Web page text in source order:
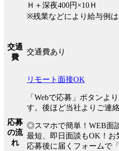
Ｈ＋深夜400円×10Ｈ
※残業などにより給与例は
交通
費
交通費あり
応募
の流
れ
リモート面接OK
「Webで応募」ボタンよ
す。後ほど当社よりご連
◎スマホで簡単！WEB面
最短、即日面談もOK！お
応募後に届くフォームで